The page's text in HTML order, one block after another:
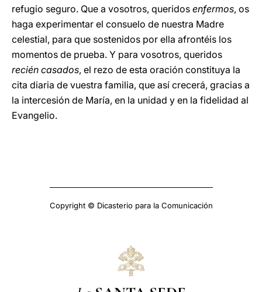
refugio seguro. Que a vosotros, queridos enfermos, os
haga experimentar el consuelo de nuestra Madre
celestial, para que sostenidos por ella afrontéis los
momentos de prueba. Y para vosotros, queridos
recién casados, el rezo de esta oración constituya la
cita diaria de vuestra familia, que así crecerá, gracias a
la intercesión de María, en la unidad y en la fidelidad al
Evangelio.
Copyright © Dicasterio para la Comunicación